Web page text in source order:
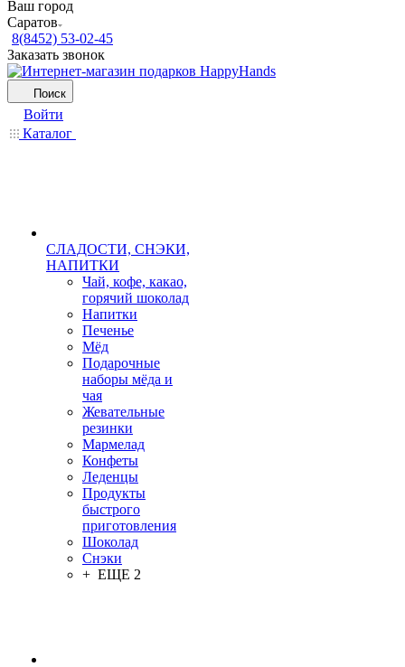
Ваш город
Саратов
8(8452) 53-02-45
Заказать звонок
Поиск
Войти
Каталог
СЛАДОСТИ, СНЭКИ,
НАПИТКИ
Чай, кофе, какао,
горячий шоколад
Напитки
Печенье
Мёд
Подарочные
наборы мёда и
чая
Жевательные
резинки
Мармелад
Конфеты
Леденцы
Продукты
быстрого
приготовления
Шоколад
Снэки
+ ЕЩЕ 2